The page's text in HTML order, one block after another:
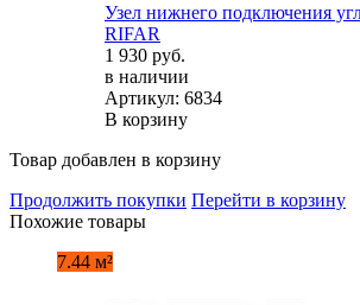
Узел нижнего подключения
RIFAR
1 930 руб.
в наличии
Артикул: 6834
В корзину
Товар добавлен в корзину
Продолжить покупки Перейти в корзину
Похожие товары
7.44 м²